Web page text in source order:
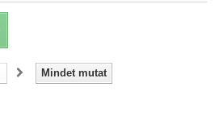
Mindet mutat